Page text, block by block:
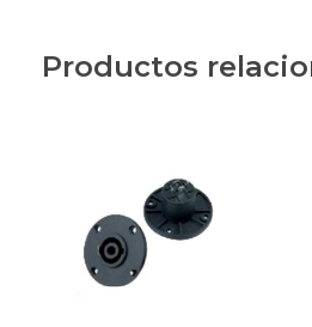
Productos